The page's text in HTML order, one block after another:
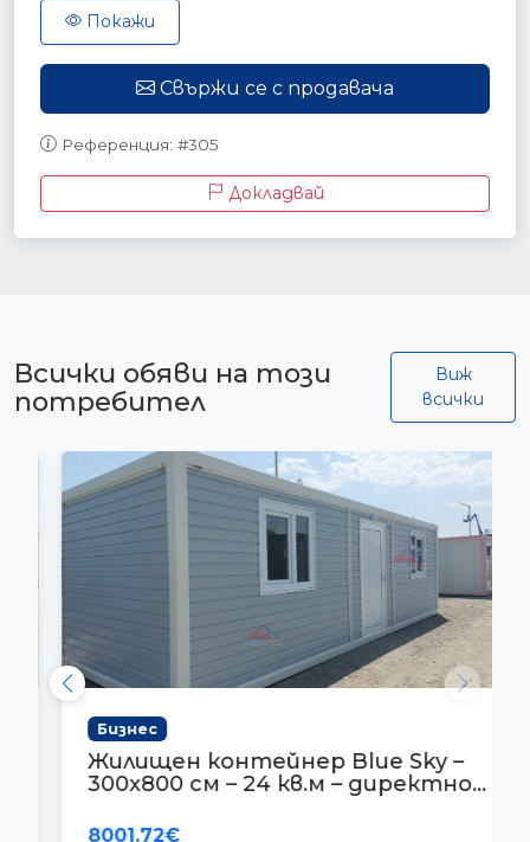
Покажи
Свържи се с продавача
Референция: #305
Докладвай
Всички обяви на този
потребител
Виж
всички
Бизнес
Жилищен контейнер Blue Sky –
300x800 см – 24 кв.м – директно...
8001.72€